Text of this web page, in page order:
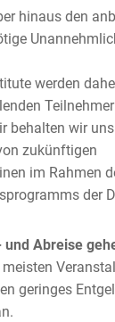
hinaus den
werden
behalten wir
zukünftigen
im Rahmen
der
und Abreise
meisten
geringes